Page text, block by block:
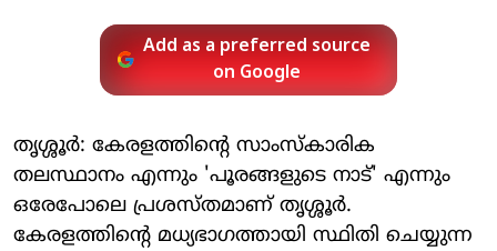
Add as a preferred source
on Google
തൃശ്ശൂർ: കേരളത്തിന്റെ സാംസ്കാരിക
തലസ്ഥാനം എന്നും 'പൂരങ്ങളുടെ നാട്' എന്നും
ഒരേപോലെ പ്രശസ്തമാണ് തൃശ്ശൂർ.
കേരളത്തിന്റെ മധ്യഭാഗത്തായി സ്ഥിതി ചെയ്യുന്ന